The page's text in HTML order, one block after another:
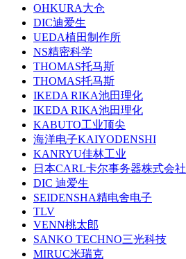
OHKURA大仓
DIC迪爱生
UEDA植田制作所
NS精密科学
THOMAS托马斯
THOMAS托马斯
IKEDA RIKA池田理化
IKEDA RIKA池田理化
KABUTO工业顶尖
海洋电子KAIYODENSHI
KANRYU佳林工业
日本CARL卡尔事务器株式会社
DIC 迪爱生
SEIDENSHA精电舍电子
TLV
VENN桃太郎
SANKO TECHNO三光科技
MIRUC米瑞克